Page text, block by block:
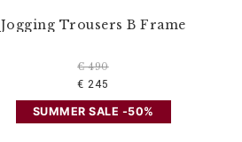
Jogging Trousers B Frame
€ 490
€ 245
SUMMER SALE -50%